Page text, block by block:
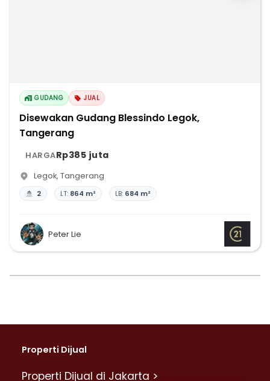
GUDANG JUAL
Disewakan Gudang Blessindo Legok,
Tangerang
HARGARp385 juta
Legok, Tangerang
2 LT: 864 m² LB: 684 m²
Peter Lie
Properti Dijual
Properti Dijual di Jakarta >